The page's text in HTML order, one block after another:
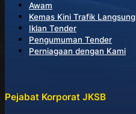
Awam
Kemas Kini Trafik Langsung
Iklan Tender
Pengumuman Tender
Perniagaan dengan Kami
Pejabat Korporat JKSB